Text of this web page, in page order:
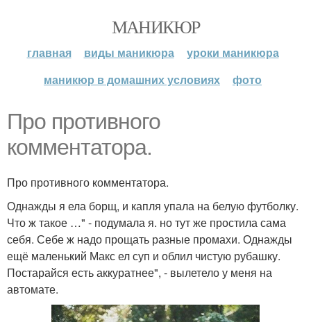
МАНИКЮР
главная виды маникюра
уроки маникюра
маникюр в домашних условиях
фото
Про противного
комментатора.
Про противного комментатора.
Однажды я ела борщ, и капля упала на белую футболку.
Что ж такое …" - подумала я. но тут же простила сама
себя. Себе ж надо прощать разные промахи. Однажды
ещё маленький Макс ел суп и облил чистую рубашку.
Постарайся есть аккуратнее", - вылетело у меня на
автомате.